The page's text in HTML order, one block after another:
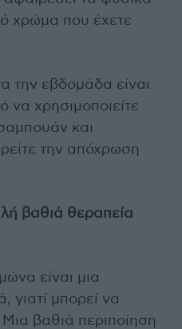
χρώμα που έχετε
την εβδομάδα είναι
να χρησιμοποιείτε
και
την απόχρωση
βαθιά θεραπεία
είναι μια
γιατί μπορεί να
βαθιά περιποίηση